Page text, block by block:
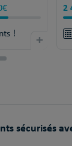
! +
2
sécurisés